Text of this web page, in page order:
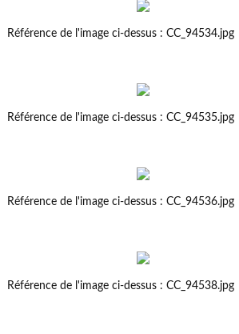
Référence de l'image ci-dessus : CC_94534.jpg
Référence de l'image ci-dessus : CC_94535.jpg
Référence de l'image ci-dessus : CC_94536.jpg
Référence de l'image ci-dessus : CC_94538.jpg